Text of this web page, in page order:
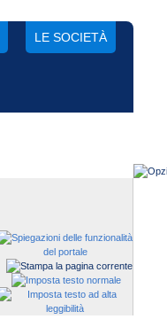
LE SOCIETÀ